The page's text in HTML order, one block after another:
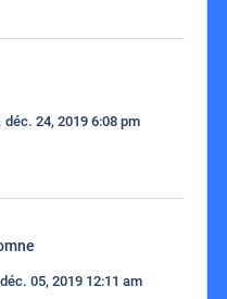
déc. 24, 2019 6:08 pm
05, 2019 12:11 am